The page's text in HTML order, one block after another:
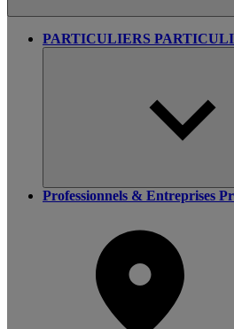
PARTICULIERS
Professionnels & Entreprises